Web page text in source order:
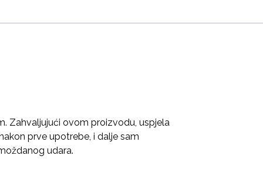
Zahvaljujući ovom proizvodu, uspjela
prve upotrebe, i dalje sam
udara.